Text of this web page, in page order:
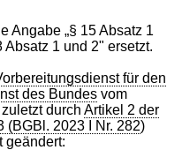
Angabe „§ 15 Absatz 1
Absatz 1 und 2" ersetzt.
für den
des Bundes vom
zuletzt durchArtikel 2 der
(BGBl. 2023 I Nr. 282)
geändert: